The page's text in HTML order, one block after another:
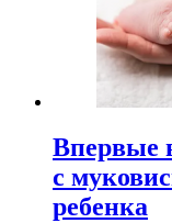
Впервые
с
ребенка